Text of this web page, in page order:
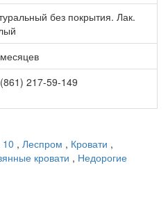
без покрытия. Лак.
217-59-149
10 , Леспром , Кровати ,
кровати , Недорогие